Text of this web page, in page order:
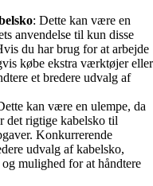
: Dette kan være en
anvendelse til kun disse
du har brug for at arbejde
købe ekstra værktøjer eller
et bredere udvalg af
kan være en ulempe, da
det rigtige kabelsko til
Konkurrerende
udvalg af kabelsko,
mulighed for at håndtere